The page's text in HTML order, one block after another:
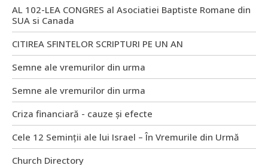
AL 102-LEA CONGRES al Asociatiei Baptiste Romane din
SUA si Canada
CITIREA SFINTELOR SCRIPTURI PE UN AN
Semne ale vremurilor din urma
Semne ale vremurilor din urma
Criza financiară - cauze și efecte
Cele 12 Seminții ale lui Israel – În Vremurile din Urmă
Church Directory